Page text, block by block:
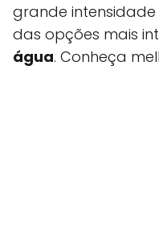
grande intensidade
das opções mais
água. Conheça